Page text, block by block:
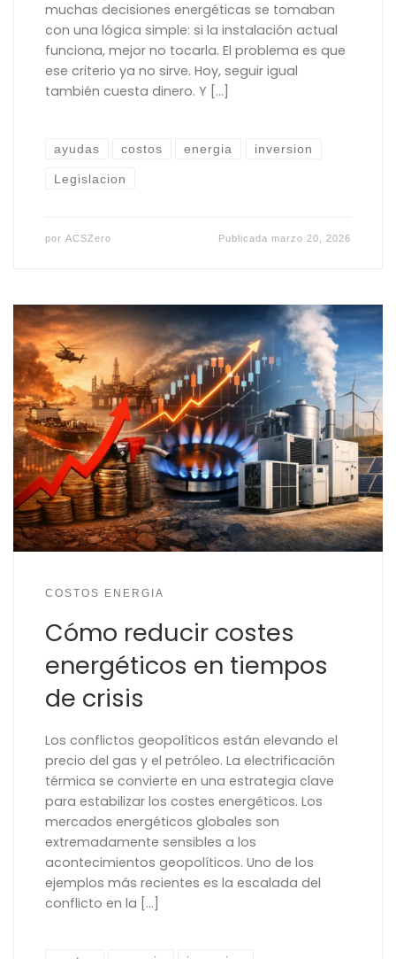
muchas decisiones energéticas se tomaban
con una lógica simple: si la instalación actual
funciona, mejor no tocarla. El problema es que
ese criterio ya no sirve. Hoy, seguir igual
también cuesta dinero. Y […]
ayudas costos energia inversion
Legislacion
por ACSZero Publicada marzo 20, 2026
COSTOS ENERGIA
Cómo reducir costes
energéticos en tiempos
de crisis
Los conflictos geopolíticos están elevando el
precio del gas y el petróleo. La electrificación
térmica se convierte en una estrategia clave
para estabilizar los costes energéticos. Los
mercados energéticos globales son
extremadamente sensibles a los
acontecimientos geopolíticos. Uno de los
ejemplos más recientes es la escalada del
conflicto en la […]